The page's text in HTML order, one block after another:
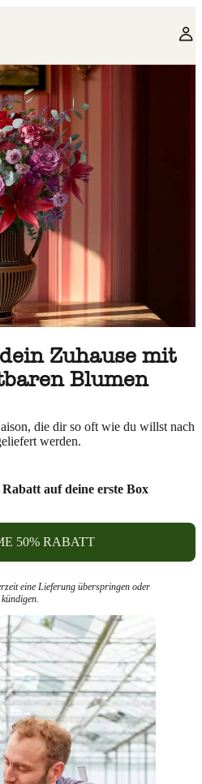
Zuhause mit
Blumen
die dir so oft wie du willst nach
werden.
auf deine erste Box
50% RABATT
eine Lieferung überspringen oder
kündigen.